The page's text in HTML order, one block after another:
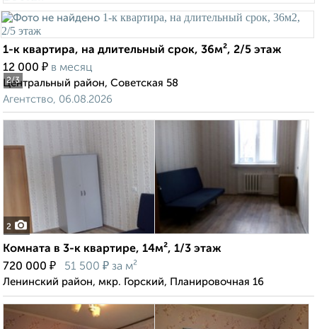
2/3
1-к квартира, на длительный срок, 36м², 2/5 этаж
12 000 ₽ в месяц
Центральный район, Советская 58
Агентство, 06.08.2026
2
Комната в 3-к квартире, 14м², 1/3 этаж
720 000 ₽ 51 500 ₽ за м²
Ленинский район, мкр. Горский, Планировочная 16